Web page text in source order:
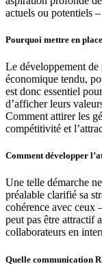
actuels ou potentiels
Pourquoi mettre en
Le développement
économique tendu,
est donc essentiel
d’afficher leurs
Comment attirer les
compétitivité et
Comment développer
Une telle démarche
préalable clarifié sa
cohérence avec ceux
peut pas être attractif
collaborateurs en
Quelle communication